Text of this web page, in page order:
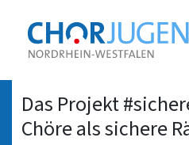
Zur
Startseite
Das Projekt
Chöre als sichere